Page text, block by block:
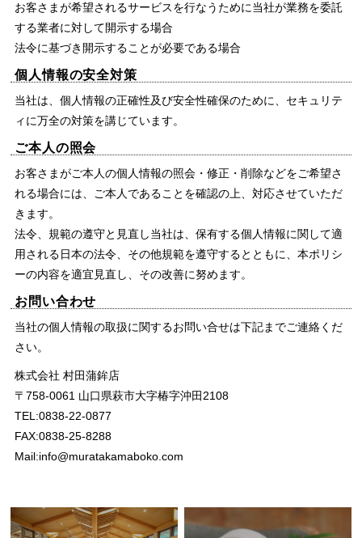
お客さまが希望されるサービスを行なうために当社が業務を委託
する業者に対して開示する場合
法令に基づき開示することが必要である場合
個人情報の安全対策
当社は、個人情報の正確性及び安全性確保のために、セキュリテ
ィに万全の対策を講じています。
ご本人の照会
お客さまがご本人の個人情報の照会・修正・削除などをご希望さ
れる場合には、ご本人であることを確認の上、対応させていただ
きます。
法令、規範の遵守と見直し当社は、保有する個人情報に関して適
用される日本の法令、その他規範を遵守するとともに、本ポリシ
ーの内容を適宜見直し、その改善に努めます。
お問い合わせ
当社の個人情報の取扱に関するお問い合せは下記までご連絡くだ
さい。
株式会社 村田蒲鉾店
〒758-0061 山口県萩市大字椿字沖田2108
TEL:0838-22-0877
FAX:0838-25-8288
Mail:info@muratakamaboko.com